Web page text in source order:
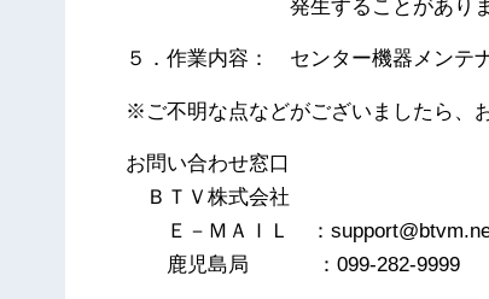
発生することがありま
５．作業内容： センター機器メンテ
※ご不明な点などがございましたら、
お問い合わせ窓口
ＢＴＶ株式会社
Ｅ－ＭＡＩＬ ：
鹿児島局 ：099-282-9999